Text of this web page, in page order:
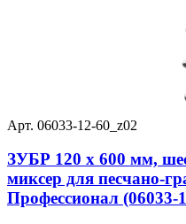
Арт. 06033-12-60_z02
ЗУБР 120 х 600 мм,
миксер для песчано-
Профессионал (06033-